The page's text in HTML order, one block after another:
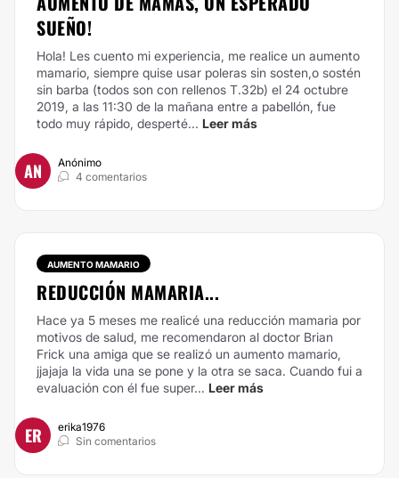
SUEÑO!
Hola! Les cuento mi experiencia, me realice un aumento
mamario, siempre quise usar poleras sin sosten,o sostén
sin barba (todos son con rellenos T.32b) el 24 octubre
2019, a las 11:30 de la mañana entre a pabellón, fue
todo muy rápido, desperté... Leer más
AN
Anónimo
4 comentarios
AUMENTO MAMARIO
REDUCCIÓN MAMARIA...
Hace ya 5 meses me realicé una reducción mamaria por
motivos de salud, me recomendaron al doctor Brian
Frick una amiga que se realizó un aumento mamario,
jjajaja la vida una se pone y la otra se saca. Cuando fui a
evaluación con él fue super... Leer más
ER
erika1976
Sin comentarios